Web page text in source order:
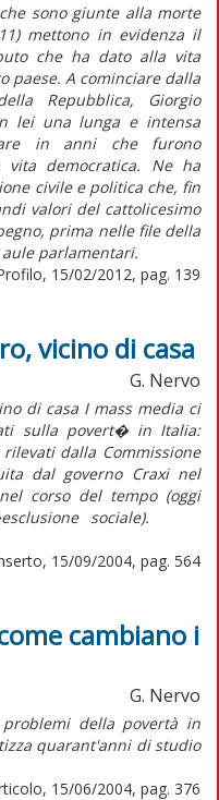
sono giunte alla morte
mettono in evidenza il
che ha dato alla vita
paese. A cominciare dalla
Repubblica, Giorgio
lei una lunga e intensa
in anni che furono
democratica. Ne ha
civile e politica che, fin
valori del cattolicesimo
prima nelle file della
parlamentari.
15/02/2012, pag. 139
vicino di casa
G. Nervo
di casa I mass media ci
sulla povert� in Italia:
dalla Commissione
dal governo Craxi nel
corso del tempo (oggi
sociale).
15/09/2004, pag. 564
cambiano i
G. Nervo
della povertà in
quarant'anni di studio
15/06/2004, pag. 376